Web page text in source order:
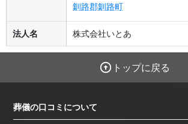
釧路郡釧路町
法人名 株式会社いとあ
トップに戻る
葬儀の口コミについて